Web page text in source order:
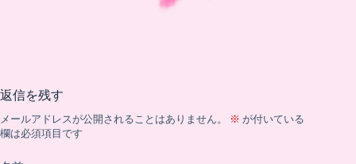
返信を残す
メールアドレスが公開されることはありません。 ※ が付いている
欄は必須項目です